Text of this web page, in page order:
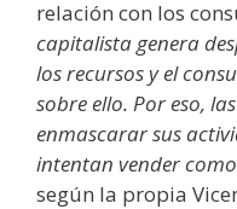
relación con los
capitalista genera
los recursos y el
sobre ello. Por eso,
enmascarar sus
intentan vender
según la propia